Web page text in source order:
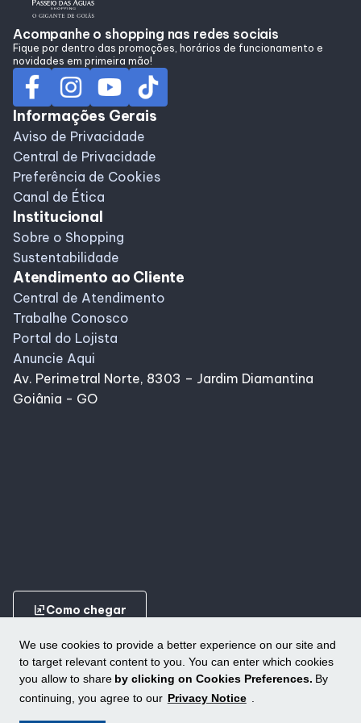
We use cookies to provide a better experience on our site and
to target relevant content to you. You can enter which cookies
you allow to share by clicking on Cookies Preferences. By
continuing, you agree to our Privacy Notice .
Horários
Entretenimento
Cinema
Eventos
Fique Por Dentro
Lojas e Restaurantes
Alimentação
Acompanhe o shopping nas redes sociais
Fique por dentro das promoções, horários de funcionamento e
novidades em primeira mão!
Informações Gerais
Aviso de Privacidade
Central de Privacidade
Preferência de Cookies
Canal de Ética
Institucional
Sobre o Shopping
Sustentabilidade
Atendimento ao Cliente
Central de Atendimento
Trabalhe Conosco
Portal do Lojista
Anuncie Aqui
Av. Perimetral Norte, 8303 – Jardim Diamantina
Goiânia - GO
ungroupComo chegar